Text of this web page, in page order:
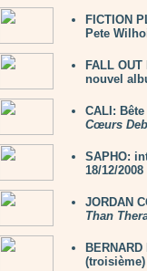
FICTION
Pete
FALL
nouvel
CALI:
Cœurs
SAPHO:
18/12/2008
JORDAN
Than